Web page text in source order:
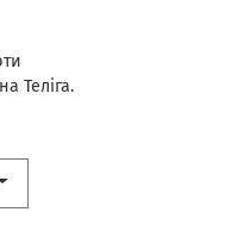
Теліга.